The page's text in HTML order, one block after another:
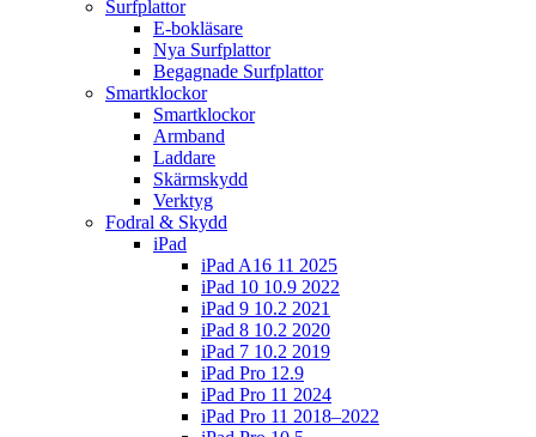
Surfplattor
E-bokläsare
Nya Surfplattor
Begagnade Surfplattor
Smartklockor
Smartklockor
Armband
Laddare
Skärmskydd
Verktyg
Fodral & Skydd
iPad
iPad A16 11 2025
iPad 10 10.9 2022
iPad 9 10.2 2021
iPad 8 10.2 2020
iPad 7 10.2 2019
iPad Pro 12.9
iPad Pro 11 2024
iPad Pro 11 2018–2022